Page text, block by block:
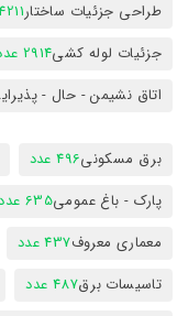
طراحی جزئیات ساختار4211
جزئیات لوله کشی2914 عدد
اتاق نشیمن - حال -
برق مسکونی496 عدد
پارک - باغ عمومی635 عدد
معماری معروف437 عدد
تاسیسات برق487 عدد